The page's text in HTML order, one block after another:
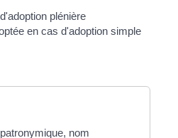
plénière
en cas d'adoption simple
nom